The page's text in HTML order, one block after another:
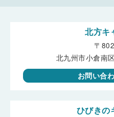
北方キ
〒
北九州市小倉南
お問い合
ひびきの